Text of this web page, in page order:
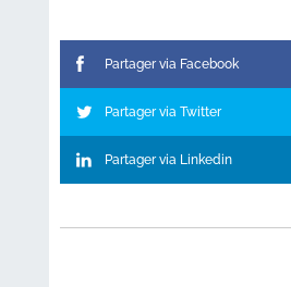
Partager via Facebook
Partager via Twitter
Partager via Linkedin